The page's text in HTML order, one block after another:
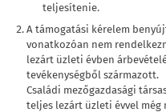
teljesítenie.
A támogatási kérelem
vonatkozóan nem
lezárt üzleti évben
tevékenységből származott.
Családi mezőgazdasági
teljes lezárt üzleti évvel még